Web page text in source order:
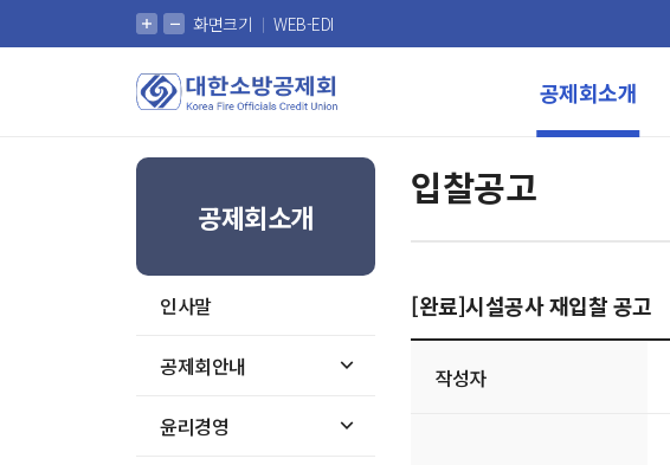
대한소방공제회
화면크기
확대 축소 WEB-EDI
공제회소개
공제회소개
인사말
공제회안내
윤리경영
입찰공고
[완료]시설공사 재입찰 공고
상세작성자